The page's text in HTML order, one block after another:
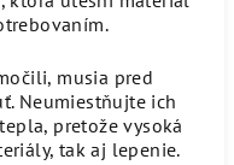
musia pred
Neumiestňujte ich
pretože vysoká
tak aj lepenie.